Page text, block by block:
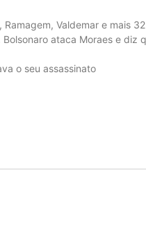
Ramagem, Valdemar e mais
ataca Moraes e diz
o seu assassinato